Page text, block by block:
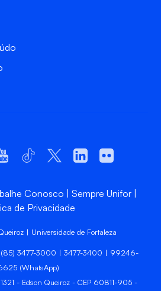
Conosco
Sempre Unifor
de Privacidade
| Universidade de Fortaleza
(85) 3477-3000 | 3477-3400 | 99246-
(WhatsApp)
- Edson Queiroz - CEP 60811-905 -